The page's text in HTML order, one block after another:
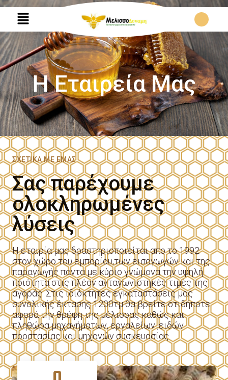
Η Εταιρεία Μας
ΣΧΕΤΙΚΆ ΜΕ ΕΜΆΣ
Σας παρέχουμε
ολοκληρωμένες
λύσεις
Η εταιρία μας δραστηριοποιείται απο το 1992
στον χώρο του εμπορίου,των εισαγωγών και της
παραγωγής παντα με κύριο γνώμονα την υψηλή
ποιότητα στις πλέον ανταγωνιστηκές τιμές της
αγοράς. Στις ιδιόκτητες εγκαταστάσεις μας
συνολικής έκτασης 1200τμ θα βρείτε οτιδήποτε
αφορά την θρέψη της μέλισσας καθώς και
πληθώρα μηχανήματων, εργαλείων ,ειδών
προστασίας και μηχανών συσκευασίας.